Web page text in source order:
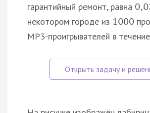
гарантийный ремонт, равна 0,
некотором городе из 1000
MP3-проигрывателей в